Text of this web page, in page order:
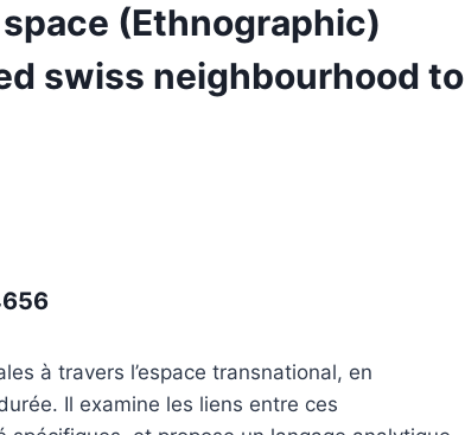
(Ethnographic)
swiss neighbourhood to
à travers l’espace transnational, en
Il examine les liens entre ces